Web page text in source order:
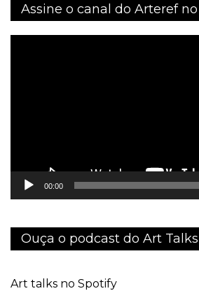
Assine o canal do Arteref
00:00
Ouça o podcast do Art Talks
Art talks no Spotify